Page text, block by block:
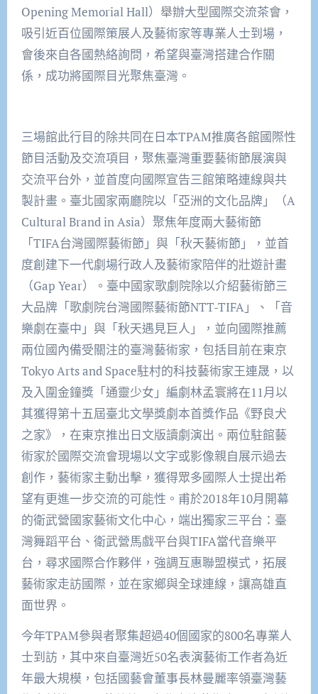
Opening Memorial Hall）舉辦大型國際交流茶會，
吸引近百位國際策展人及藝術家等專業人士到場，
會後來自各國熱絡詢問，希望與臺灣搭建合作關
係，成功將國際目光聚焦臺灣。
三場館此行目的除共同在日本TPAM推廣各館國際性
節目活動及交流項目，聚焦臺灣重要藝術節展演與
交流平台外，並首度向國際宣告三館策略連線與共
製計畫。臺北國家兩廳院以「亞洲的文化品牌」（A
Cultural Brand in Asia）聚焦年度兩大藝術節
「TIFA台灣國際藝術節」與「秋天藝術節」，並首
度創建下一代劇場行政人及藝術家陪伴的壯遊計畫
（Gap Year）。臺中國家歌劇院除以介紹藝術節三
大品牌「歌劇院台灣國際藝術節NTT-TIFA」、「音
樂劇在臺中」與「秋天遇見巨人」，並向國際推薦
兩位國內備受關注的臺灣藝術家，包括目前在東京
Tokyo Arts and Space駐村的科技藝術家王連晟，以
及入圍金鐘獎「通靈少女」編劇林孟寰將在11月以
其獲得第十五屆臺北文學獎劇本首獎作品《野良犬
之家》，在東京推出日文版讀劇演出。兩位駐館藝
術家於國際交流會現場以文字或影像親自展示過去
創作，藝術家主動出擊，獲得眾多國際人士提出希
望有更進一步交流的可能性。甫於2018年10月開幕
的衛武營國家藝術文化中心，端出獨家三平台：臺
灣舞蹈平台、衛武營馬戲平台與TIFA當代音樂平
台，尋求國際合作夥伴，強調互惠聯盟模式，拓展
藝術家走訪國際，並在家鄉與全球連線，讓高雄直
面世界。
今年TPAM參與者聚集超過40個國家的800名專業人
士到訪，其中來自臺灣近50名表演藝術工作者為近
年最大規模，包括國藝會董事長林曼麗率領臺灣藝